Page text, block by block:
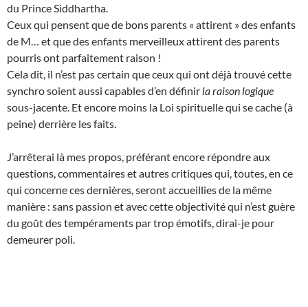
du Prince Siddhartha.
Ceux qui pensent que de bons parents « attirent » des enfants
de M… et que des enfants merveilleux attirent des parents
pourris ont parfaitement raison !
Cela dit, il n’est pas certain que ceux qui ont déjà trouvé cette
synchro soient aussi capables d’en définir la raison logique
sous-jacente. Et encore moins la Loi spirituelle qui se cache (à
peine) derrière les faits.
J’arrêterai là mes propos, préférant encore répondre aux
questions, commentaires et autres critiques qui, toutes, en ce
qui concerne ces dernières, seront accueillies de la même
manière : sans passion et avec cette objectivité qui n’est guère
du goût des tempéraments par trop émotifs, dirai-je pour
demeurer poli.